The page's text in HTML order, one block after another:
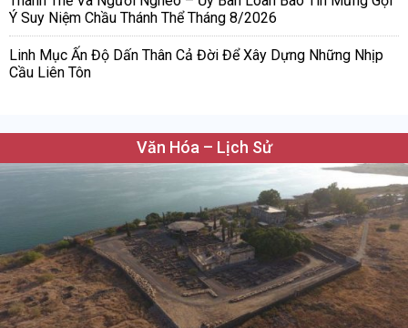
Ý Suy Niệm Chầu Thánh Thể Tháng 8/2026
Linh Mục Ấn Độ Dấn Thân Cả Đời Để Xây Dựng Những Nhịp
Cầu Liên Tôn
Văn Hóa – Lịch Sử